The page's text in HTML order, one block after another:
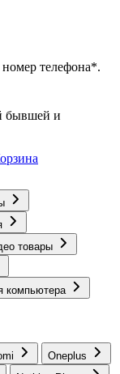
телефона*.
бывшей и
товары
компьютера
Oneplus